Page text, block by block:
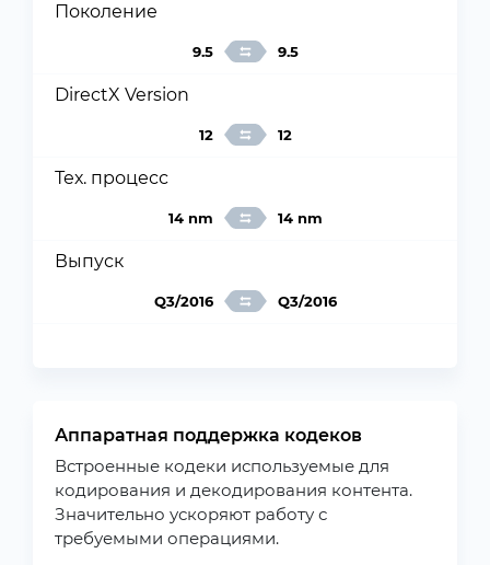
Поколение
9.5 9.5
DirectX Version
12 12
Тех. процесс
14 nm 14 nm
Выпуск
Q3/2016 Q3/2016
Аппаратная поддержка кодеков
Встроенные кодеки используемые для
кодирования и декодирования контента.
Значительно ускоряют работу с
требуемыми операциями.